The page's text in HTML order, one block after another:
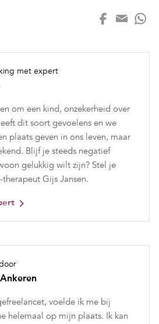
met expert
om een kind, onzekerheid over
dit soort gevoelens en we
plaats geven in ons leven, maar
Blijf je steeds negatief
gelukkig wilt zijn? Stel je
Gijs Jansen.
voelde ik me bij
helemaal op mijn plaats. Ik kan